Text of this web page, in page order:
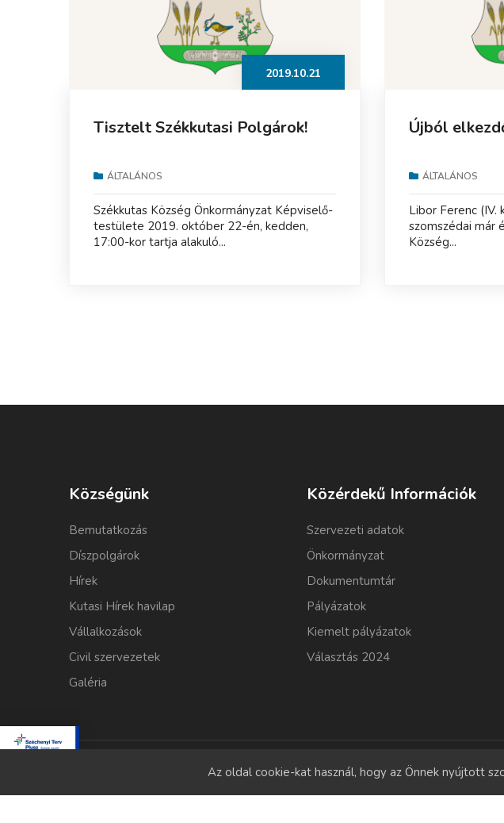
2019.10.21
Tisztelt Székkutasi Polgárok!
ÁLTALÁNOS
Székkutas Község Önkormányzat Képviselő-
testülete 2019. október 22-én, kedden,
17:00-kor tartja alakuló...
Újból
ÁLTALÁNOS
Libor Ferenc (IV.
szomszédai már
Község...
Községünk
Bemutatkozás
Díszpolgárok
Hírek
Kutasi Hírek havilap
Vállalkozások
Civil szervezetek
Galéria
Közérdekű Információk
Szervezeti adatok
Önkormányzat
Dokumentumtár
Pályázatok
Kiemelt pályázatok
Választás 2024
Copyrights© 2011-2026
Az oldal cookie-kat használ, hogy az Önnek nyújtott